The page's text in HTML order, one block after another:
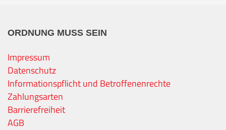
ORDNUNG MUSS SEIN
Impressum
Datenschutz
Informationspflicht und Betroffenenrechte
Zahlungsarten
Barrierefreiheit
AGB